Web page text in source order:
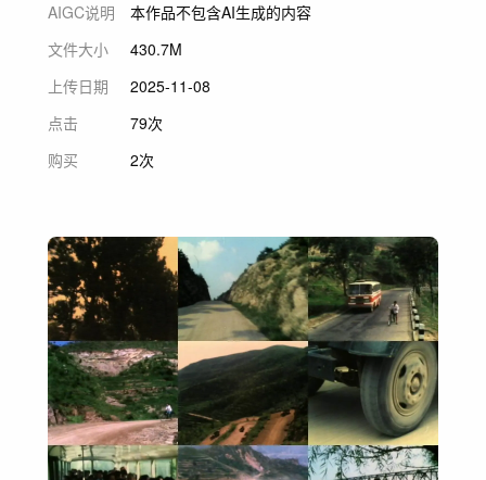
AIGC说明
本作品不包含AI生成的内容
文件大小
430.7M
上传日期
2025-11-08
点击
79次
购买
2次